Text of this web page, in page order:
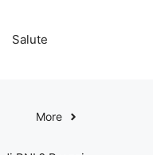
Salute
More